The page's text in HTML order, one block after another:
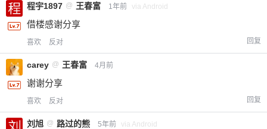
程宇1897 @ 王春富 1年前 via Android
借楼感谢分享
喜欢 反对 回复
carey @ 王春富 4月前
谢谢分享
喜欢 反对 回复
刘旭 @ 路过的熊 5年前 via Android